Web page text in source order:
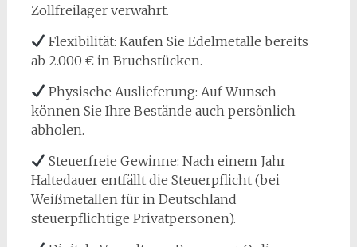
Zollfreilager verwahrt.
Flexibilität: Kaufen Sie Edelmetalle bereits
ab 2.000 € in Bruchstücken.
Physische Auslieferung: Auf Wunsch
können Sie Ihre Bestände auch persönlich
abholen.
Steuerfreie Gewinne: Nach einem Jahr
Haltedauer entfällt die Steuerpflicht (bei
Weißmetallen für in Deutschland
steuerpflichtige Privatpersonen).